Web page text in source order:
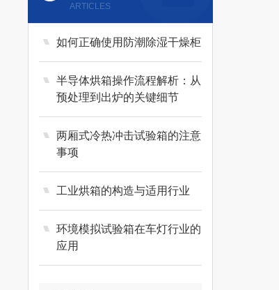
ARTICLES
如何正确使用防潮除湿干燥柜
半导体烘箱操作流程解析：从
预处理到出炉的关键细节
两厢式冷热冲击试验箱的注意
事项
工业烘箱的构造与适用行业
环境模拟试验箱在车灯行业的
应用